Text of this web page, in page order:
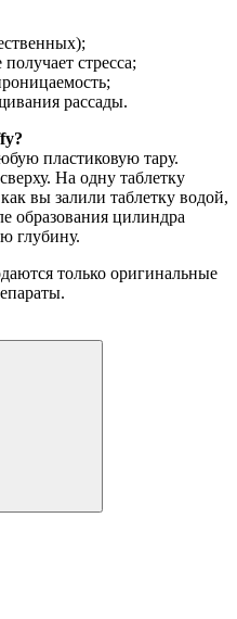
стресса;
рассады.
пластиковую тару.
На одну таблетку
вы залили таблетку водой,
образования цилиндра
глубину.
только оригинальные